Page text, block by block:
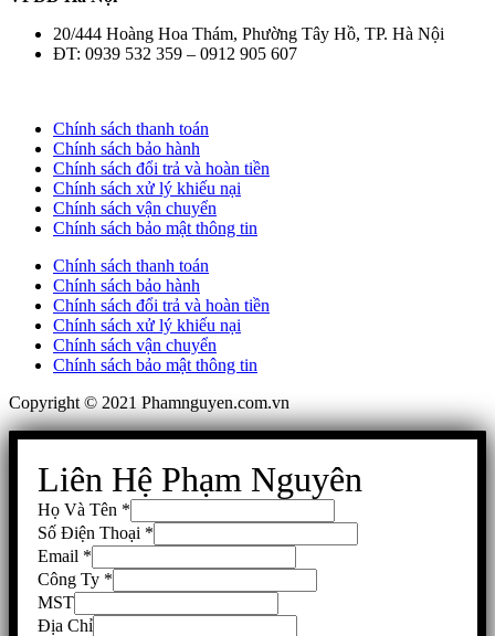
20/444 Hoàng Hoa Thám, Phường Tây Hồ, TP. Hà Nội
ĐT: 0939 532 359 – 0912 905 607
Chính sách thanh toán
Chính sách bảo hành
Chính sách đổi trả và hoàn tiền
Chính sách xử lý khiếu nại
Chính sách vận chuyển
Chính sách bảo mật thông tin
Chính sách thanh toán
Chính sách bảo hành
Chính sách đổi trả và hoàn tiền
Chính sách xử lý khiếu nại
Chính sách vận chuyển
Chính sách bảo mật thông tin
Copyright © 2021 Phamnguyen.com.vn
Liên Hệ Phạm Nguyên
Họ Và Tên *
Số Điện Thoại *
Email *
Công Ty *
MST
Địa Chỉ